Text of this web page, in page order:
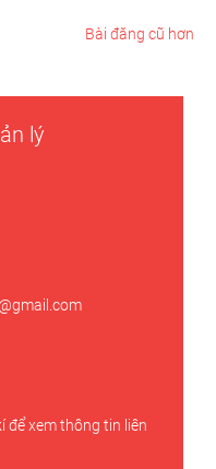
Bài đăng cũ hơn
lý
để xem thông tin liên